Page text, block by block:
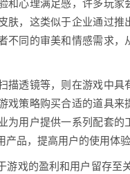
和心理满足感，许多玩家
肤，这类似于企业通过推
不同的审美和情感需求，
描透镜等，则在游戏中具
戏策略购买合适的道具来
为用户提供一系列配套的
品，提高用户的使用体验
游戏的盈利和用户留存至